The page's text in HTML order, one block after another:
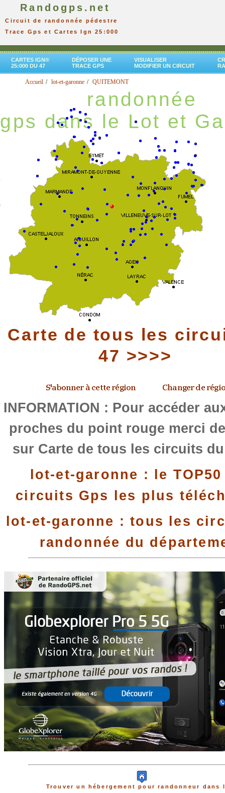
Randogps.net
Circuit de randonnée pédestre
Trace Gps et Cartes Ign 25:000
CARTES IGN®
25:000 DU 47
DÉPOSER UNE
TRACE GPS
VISUALISER
MODIFIER UN CIRCUIT
Accueil lot-et-garonne QUITEMONT
randonnée
gps dans le Lot et
Carte de tous les
47 >>>>
INFORMATION : Pour accéder
proches du point rouge merci
sur Carte de tous les circuits du
lot-et-garonne : le
circuits Gps les plus
lot-et-garonne : tous les
randonnée du
Trouver un hébergement pour randonneur dans